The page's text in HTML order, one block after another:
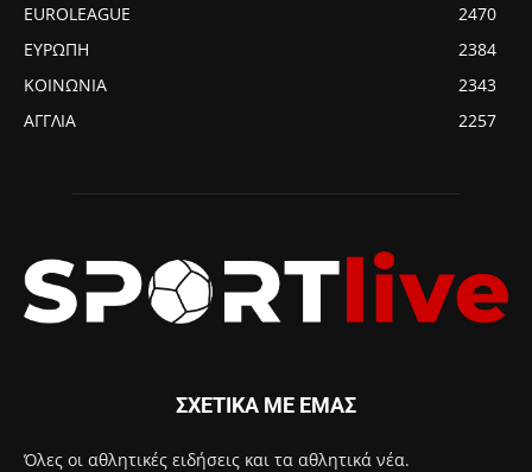
EUROLEAGUE
2470
ΕΥΡΩΠΗ
2384
ΚΟΙΝΩΝΙΑ
2343
ΑΓΓΛΙΑ
2257
ΣΧΕΤΙΚΑ ΜΕ ΕΜΑΣ
Όλες οι αθλητικές ειδήσεις και τα αθλητικά νέα.